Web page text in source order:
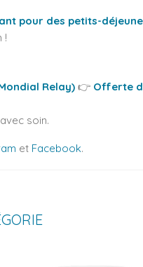
pour des petits-
!
Relay) 👉 Offerte
soin.
et Facebook.